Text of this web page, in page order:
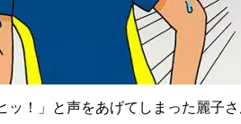
！」と声をあげてしまった麗子